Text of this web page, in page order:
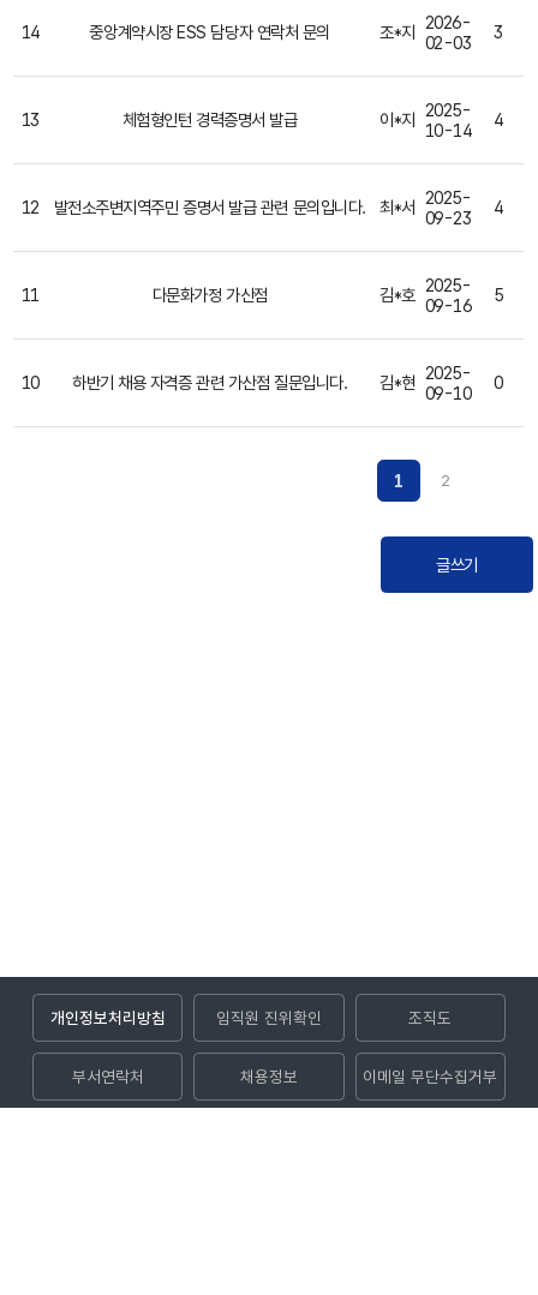
14 중앙계약시장 ESS 담당자 연락처 문의 조*지 2026-
02-03
3
13 체험형인턴 경력증명서 발급 이*지 2025-
10-14
4
12 발전소주변지역주민 증명서 발급 관련 문의입니다. 최*서 2025-
09-23
4
11 다문화가정 가산점 김*호 2025-
09-16
5
10 하반기 채용 자격증 관련 가산점 질문입니다. 김*현 2025-
09-10
0
1 2
글쓰기
개인정보처리방침 임직원 진위확인 조직도
부서연락처 채용정보 이메일 무단수집거부